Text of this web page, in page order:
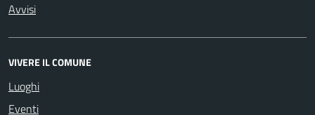
Avvisi
VIVERE IL COMUNE
Luoghi
Eventi